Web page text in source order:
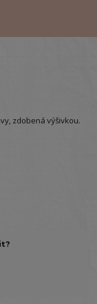
zdobená výšivkou.